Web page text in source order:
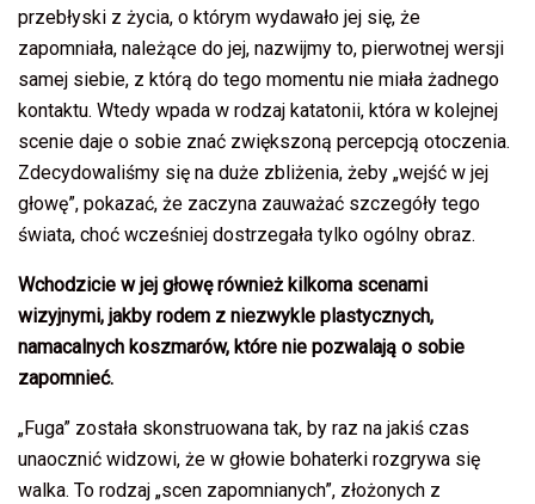
przebłyski z życia, o którym wydawało jej się, że
zapomniała, należące do jej, nazwijmy to, pierwotnej wersji
samej siebie, z którą do tego momentu nie miała żadnego
kontaktu. Wtedy wpada w rodzaj katatonii, która w kolejnej
scenie daje o sobie znać zwiększoną percepcją otoczenia.
Zdecydowaliśmy się na duże zbliżenia, żeby „wejść w jej
głowę”, pokazać, że zaczyna zauważać szczegóły tego
świata, choć wcześniej dostrzegała tylko ogólny obraz.
Wchodzicie w jej głowę również kilkoma scenami
wizyjnymi, jakby rodem z niezwykle plastycznych,
namacalnych koszmarów, które nie pozwalają o sobie
zapomnieć.
„Fuga” została skonstruowana tak, by raz na jakiś czas
unaocznić widzowi, że w głowie bohaterki rozgrywa się
walka. To rodzaj „scen zapomnianych”, złożonych z